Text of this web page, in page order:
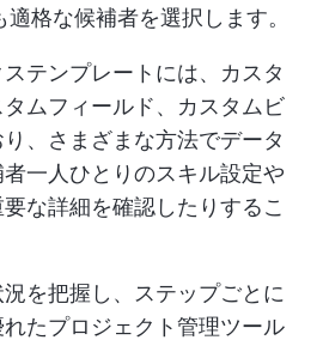
格な候補者を選択します。
テンプレートには、カスタ
ムフィールド、カスタムビ
、さまざまな方法でデータ
一人ひとりのスキル設定や
な詳細を確認したりするこ
を把握し、ステップごとに
たプロジェクト管理ツール